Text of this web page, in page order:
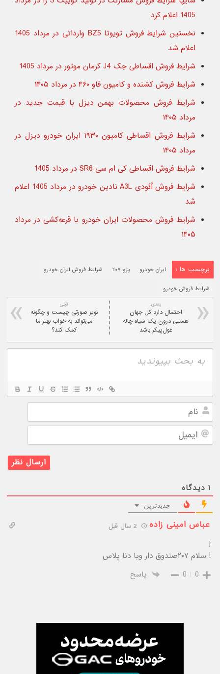
1405 اعلام کرد
نخستین شرایط فروش تویوتا BZ5 وارداتی در مرداد 1405
اعلام شد
شرایط فروش اقساطی جک J4 کرمان موتور در مرداد 1405
شرایط فروش کشنده و کامیون فاو ۴۶۰ در مرداد ۱۴۰۵
شرایط فروش محصولات بهمن دیزل با قیمت جدید در
مرداد ۱۴۰۵
شرایط فروش اقساطی کامیون ۱۹۳۰ ایران خودرو دیزل در
مرداد ۱۴۰۵
شرایط فروش اقساطی کی ام سی SR6 در مرداد 1405
شرایط فروش آئودی A3L نادین خودرو در مرداد 1405 اعلام
شد
شرایط فروش محصولات ایران خودرو با قرعه‌کشی در مرداد
۱۴۰۵
برچسب ها : ایران خودرو پژو ۲۰۷ شرایط فروش ایران خودرو
شرایط فروش خودرو
قبلی
نویز صورتی چیست و چگونه
می‌تواند به خواب بهتر ما
کمک کند؟
بعدی:
احتمال دارد کل جهان
هستی درون یک سیاه چاله
غول‌پیکر باشد
ایمیل
۱ دیدگاه
جدیدترین
عباس امینی زاده
j
! سلام ۲٠۷صندوق دار ویا دنا پلاس
0
0 پاسخ